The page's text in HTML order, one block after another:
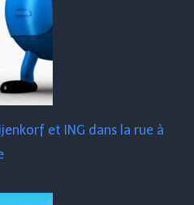
et ING dans la rue à